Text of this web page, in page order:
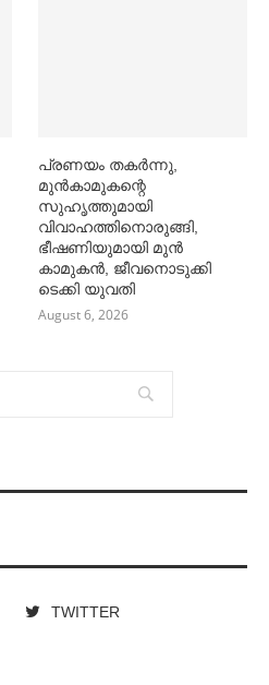
പ്രണയം തകര്‍ന്നു,
മുൻകാമുകന്റെ
സുഹൃത്തുമായി
വിവാഹത്തിനൊരുങ്ങി,
ഭീഷണിയുമായി മുൻ
കാമുകൻ, ജീവനൊടുക്കി
ടെക്കി യുവതി
August 6, 2026
TWITTER